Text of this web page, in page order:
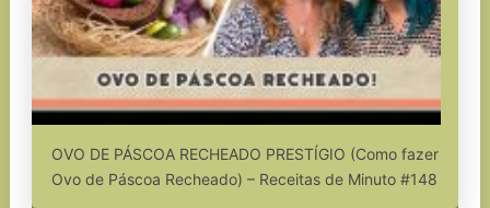
OVO DE PÁSCOA RECHEADO PRESTÍGIO (Como fazer
Ovo de Páscoa Recheado) – Receitas de Minuto #148